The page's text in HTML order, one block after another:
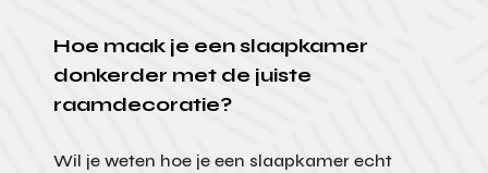
Hoe maak je een slaapkamer
donkerder met de juiste
raamdecoratie?
Wil je weten hoe je een slaapkamer echt